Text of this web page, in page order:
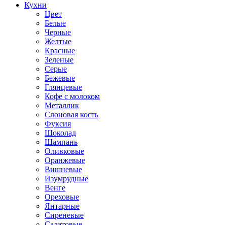
Кухни
Цвет
Белые
Черные
Желтые
Красные
Зеленые
Серые
Бежевые
Глянцевые
Кофе с молоком
Металлик
Слоновая кость
Фуксия
Шоколад
Шампань
Оливковые
Оранжевые
Вишневые
Изумрудные
Венге
Ореховые
Янтарные
Сиреневые